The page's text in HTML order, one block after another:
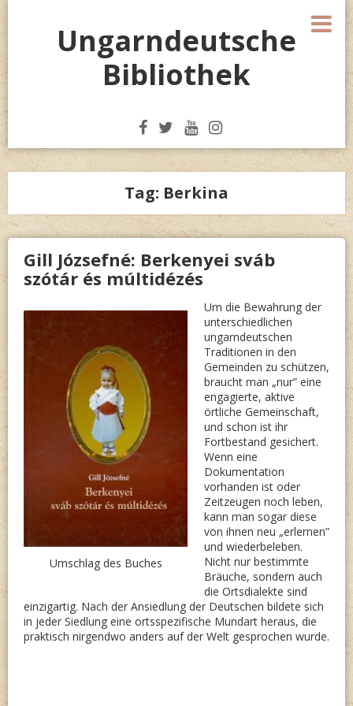
Ungarndeutsche
Bibliothek
Tag: Berkina
Gill Józsefné: Berkenyei sváb
szótár és múltidézés
Umschlag des Buches
Um die Bewahrung der
unterschiedlichen
ungarndeutschen
Traditionen in den
Gemeinden zu schützen,
braucht man „nur” eine
engagierte, aktive
örtliche Gemeinschaft,
und schon ist ihr
Fortbestand gesichert.
Wenn eine
Dokumentation
vorhanden ist oder
Zeitzeugen noch leben,
kann man sogar diese
von ihnen neu „erlernen”
und wiederbeleben.
Nicht nur bestimmte
Bräuche, sondern auch
die Ortsdialekte sind
einzigartig. Nach der Ansiedlung der Deutschen bildete sich
in jeder Siedlung eine ortsspezifische Mundart heraus, die
praktisch nirgendwo anders auf der Welt gesprochen wurde.